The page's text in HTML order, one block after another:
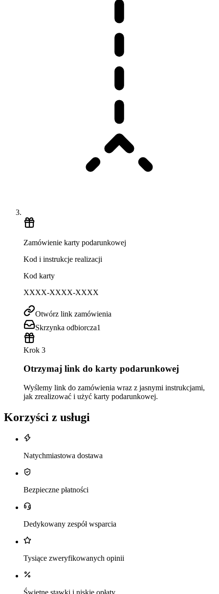
Zamówienie karty podarunkowej
Kod i instrukcje realizacji
Kod karty
XXXX-XXXX-XXXX
Otwórz link zamówienia
Skrzynka odbiorcza1
Krok 3
Otrzymaj link do karty podarunkowej
Wyślemy link do zamówienia wraz z jasnymi instrukcjami,
jak zrealizować i użyć karty podarunkowej.
Korzyści z usługi
Natychmiastowa dostawa
Bezpieczne płatności
Dedykowany zespół wsparcia
Tysiące zweryfikowanych opinii
Świetne stawki i niskie opłaty